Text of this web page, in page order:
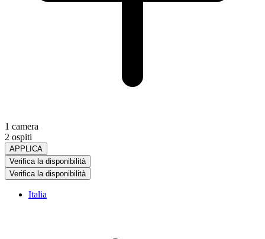
1 camera
2 ospiti
APPLICA
Verifica la disponibilità
Verifica la disponibilità
Italia